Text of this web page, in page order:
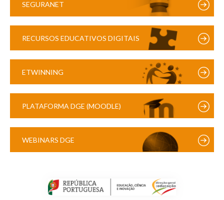
SEGURANET
RECURSOS EDUCATIVOS DIGITAIS
ETWINNING
PLATAFORMA DGE (MOODLE)
WEBINARS DGE